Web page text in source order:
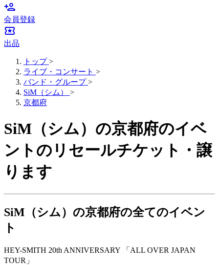
person_add
会員登録
local_activity
出品
トップ >
ライブ・コンサート >
バンド・グループ >
SiM（シム）
>
京都府
SiM（シム）の京都府のイベ
ントのリセールチケット・譲
ります
SiM（シム）の京都府の全てのイベン
ト
HEY-SMITH 20th ANNIVERSARY 「ALL OVER JAPAN
TOUR」